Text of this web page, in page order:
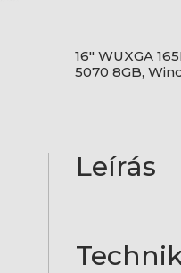
16" WUXGA
5070 8GB,
Leírás